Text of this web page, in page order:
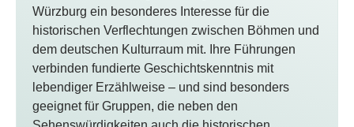
Würzburg ein besonderes Interesse für die
historischen Verflechtungen zwischen Böhmen und
dem deutschen Kulturraum mit. Ihre Führungen
verbinden fundierte Geschichtskenntnis mit
lebendiger Erzählweise – und sind besonders
geeignet für Gruppen, die neben den